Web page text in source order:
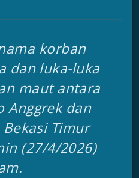
korban
dan luka-luka
maut antara
Anggrek dan
Bekasi Timur
(27/4/2026)